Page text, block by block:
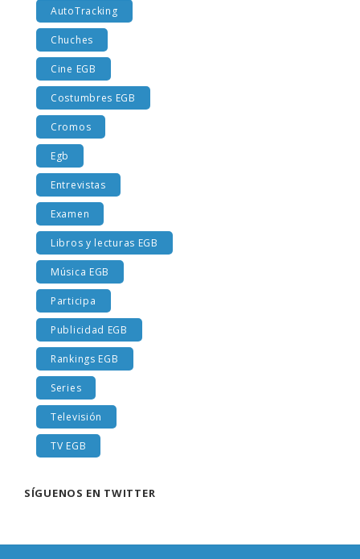
AutoTracking
Chuches
Cine EGB
Costumbres EGB
Cromos
Egb
Entrevistas
Examen
Libros y lecturas EGB
Música EGB
Participa
Publicidad EGB
Rankings EGB
Series
Televisión
TV EGB